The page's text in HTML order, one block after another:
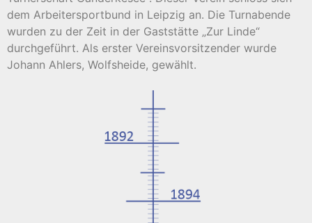
dem Arbeitersportbund in Leipzig an. Die Turnabende
wurden zu der Zeit in der Gaststätte „Zur Linde“
durchgeführt. Als erster Vereinsvorsitzender wurde
Johann Ahlers, Wolfsheide, gewählt.